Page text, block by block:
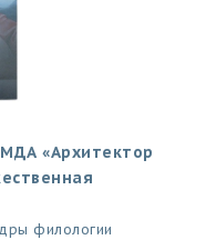
«Архитектор
филологии